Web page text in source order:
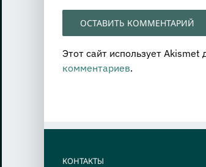
Этот сайт использует
комментариев.
КОНТАКТЫ